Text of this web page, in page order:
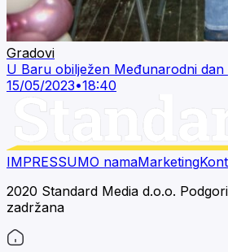
Gradovi
U Baru obilježen Međunarodni
15/05/2023•18:40
IMPRESSUMO namaMarketing
2020 Standard Media d.o.o.
zadržana